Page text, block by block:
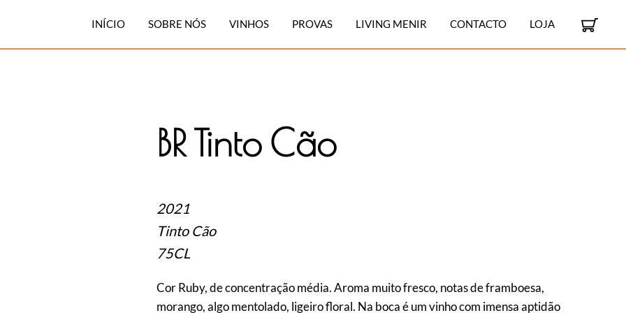
INÍCIO SOBRE NÓS VINHOS PROVAS LIVING MENIR CONTACTO LOJA
BR Tinto Cão
2021
Tinto Cão
75CL
Cor Ruby, de concentração média. Aroma muito fresco, notas de framboesa,
morango, algo mentolado, ligeiro floral. Na boca é um vinho com imensa aptidão